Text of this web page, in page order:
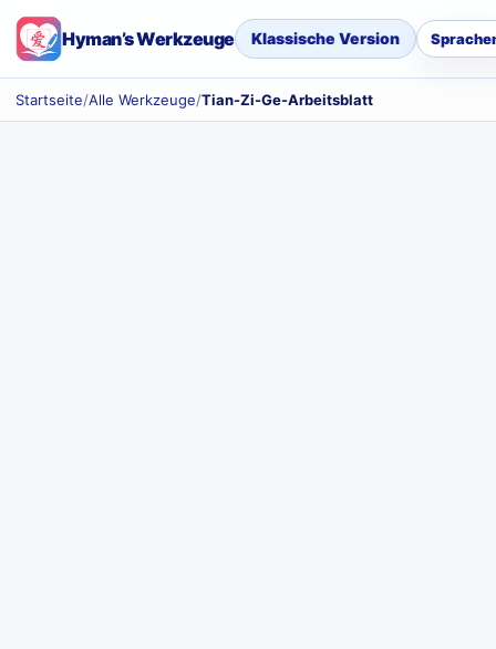
Hyman’s Werkzeuge Klassische Version
Startseite/Alle Werkzeuge/Tian-Zi-Ge-Arbeitsblatt